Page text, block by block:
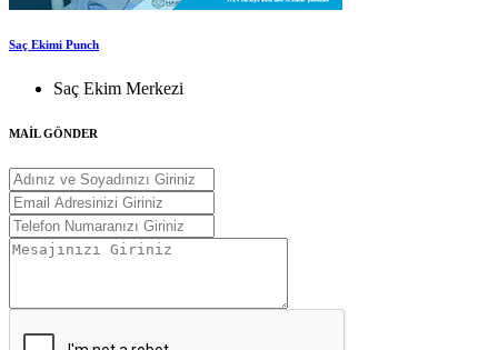
Saç Ekimi Punch
Saç Ekim Merkezi
MAİL GÖNDER